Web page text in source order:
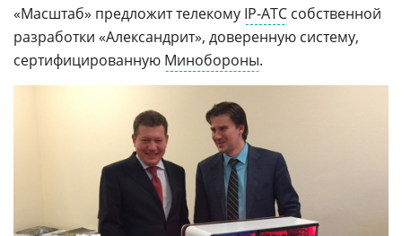
«Масштаб» предложит телекому IP-АТС собственной
разработки «Александрит», доверенную систему,
сертифицированную Минобороны.